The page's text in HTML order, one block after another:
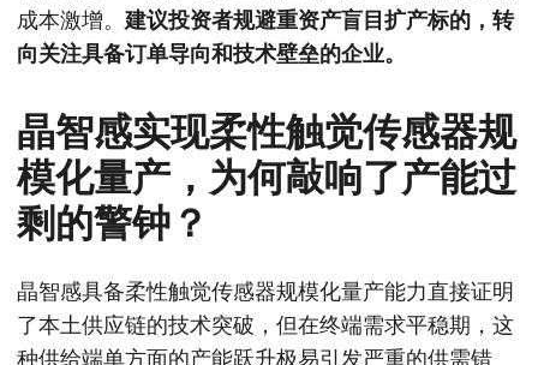
成本激增。 建议投资者规避重资产盲目扩产标的，转
向关注具备订单导向和技术壁垒的企业。
晶智感实现柔性触觉传感器规
模化量产，为何敲响了产能过
剩的警钟？
晶智感具备柔性触觉传感器规模化量产能力直接证明
了本土供应链的技术突破，但在终端需求平稳期，这
种供给端单方面的产能跃升极易引发严重的供需错